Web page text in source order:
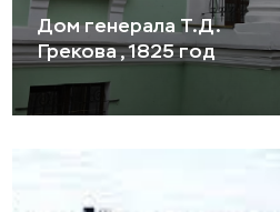
Дом генерала Т.Д.
Грекова , 1825 год